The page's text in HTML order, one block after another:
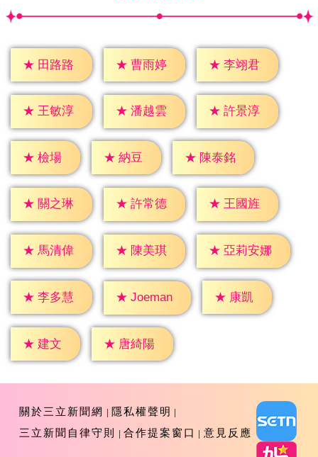
★ 田路路 ★ 曹雨婷 ★ 李翊君
★ 王敏淳 ★ 潘越雲 ★ 許景淳
★ 檢場 ★ 納豆 ★ 陳泰銘
★ 關之琳 ★ 許常德 ★ 王國旌
★ 馬清偉 ★ 陳美琪 ★ 亞莉安娜
★ 李多慧 ★ Joeman ★ 康凱
★ 建文 ★ 唐綺陽
關於三立新聞網
隱私權聲明
三立新聞自律守則
合作提案窗口 意見反應